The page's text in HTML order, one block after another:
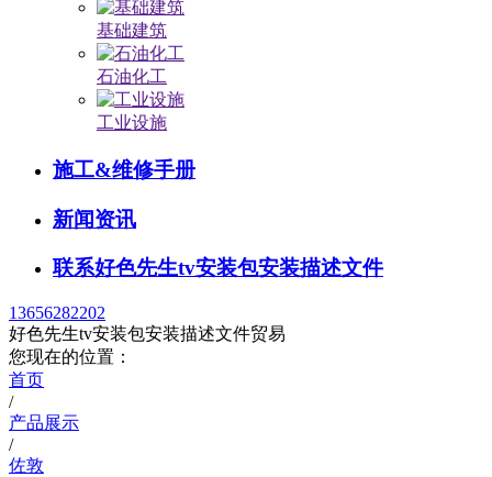
基础建筑
石油化工
工业设施
施工&维修手册
新闻资讯
联系好色先生tv安装包安装描述文件
13656282202
好色先生tv安装包安装描述文件贸易
您现在的位置：
首页
/
产品展示
/
佐敦